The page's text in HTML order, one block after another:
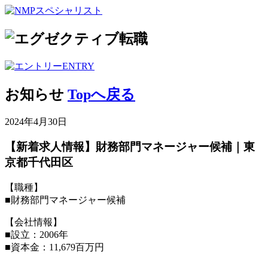
ENTRY
お知らせ Topへ戻る
2024年4月30日
【新着求人情報】財務部門マネージャー候補｜東
京都千代田区
【職種】
■財務部門マネージャー候補
【会社情報】
■設立：2006年
■資本金：11,679百万円